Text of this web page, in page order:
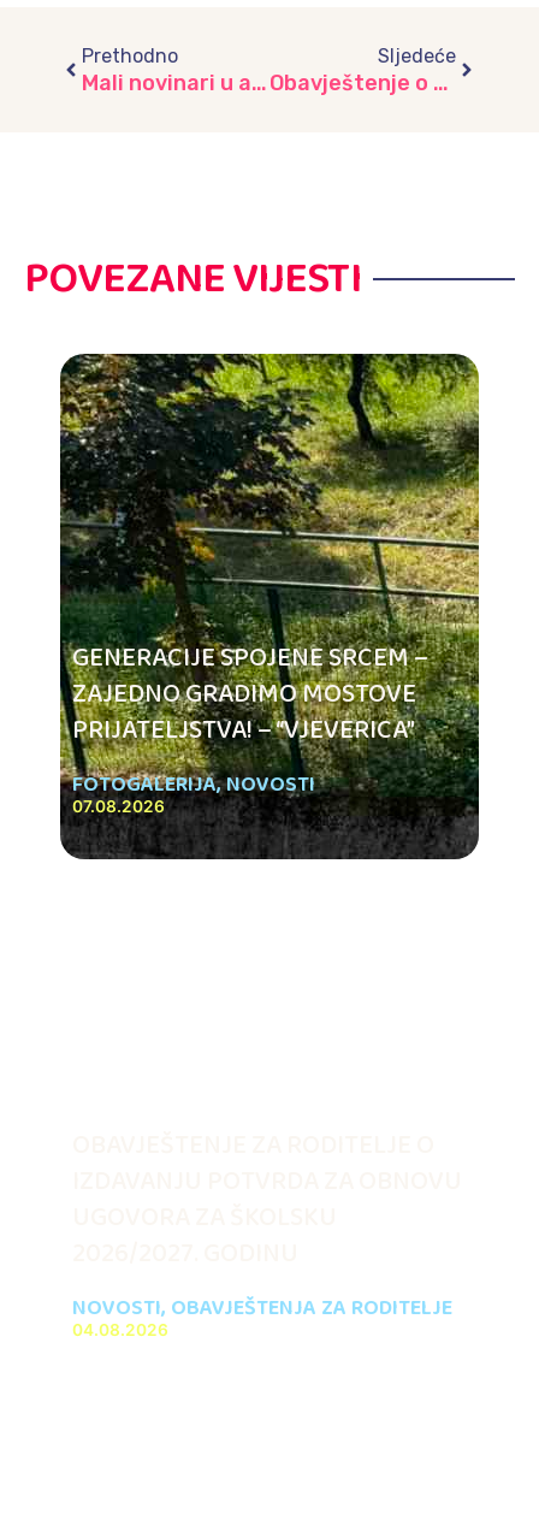
Prethodno
Mali novinari u akciji: Razigrano upoznavanje s novinarskim svijetom, posjeta novinarskoj TV kući Al Jazeera Balkans, vrtić “Lužani”
Sljedeće
Obavještenje o periodičnom upisnom roku djece u predškolske ustanove za školsku 2023/2024. godinu u decembru 2023. godine
POVEZANE VIJESTI
GENERACIJE SPOJENE SRCEM –
ZAJEDNO GRADIMO MOSTOVE
PRIJATELJSTVA! – “VJEVERICA”
FOTOGALERIJA,NOVOSTI
07.08.2026
NOVOSTI, OBAVJEŠTENJA ZA RODITELJE
04.08.2026